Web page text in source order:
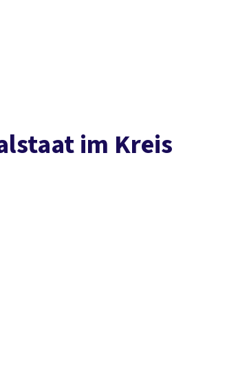
im Kreis